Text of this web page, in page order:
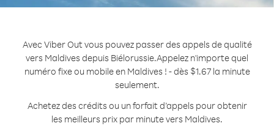
Avec Viber Out vous pouvez passer des appels de qualité
vers Maldives depuis Biélorussie.Appelez n'importe quel
numéro fixe ou mobile en Maldives ! - dès $1.67 la minute
seulement.
Achetez des crédits ou un forfait d’appels pour obtenir
les meilleurs prix par minute vers Maldives.